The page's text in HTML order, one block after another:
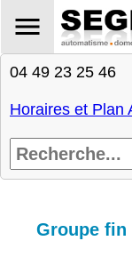
04 49 23 25 46
Horaires et Plan
Groupe fin